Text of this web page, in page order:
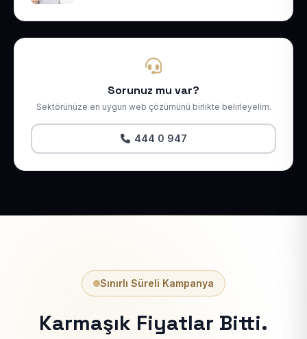
Sorunuz mu var?
Sektörünüze en uygun web çözümünü birlikte belirleyelim.
444 0 947
Sınırlı Süreli Kampanya
Karmaşık Fiyatlar Bitti.